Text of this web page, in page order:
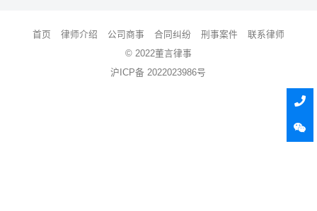
首页 律师介绍 公司商事 合同纠纷 刑事案件
联系律师
© 2022董言律事
沪ICP备 2022023986号